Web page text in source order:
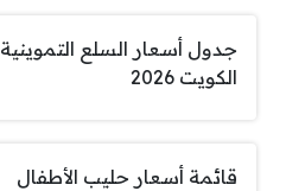
جدول أسعار السلع التموينية
الكويت 2026
قائمة أسعار حليب الأطفال